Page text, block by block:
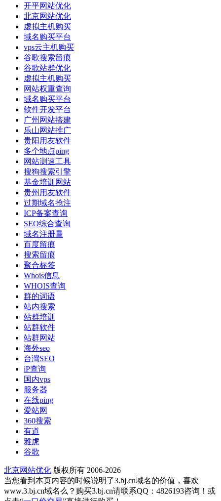
开平网站优化
北京网站优化
虚拟主机购买
域名购买平台
vps云主机购买
谷歌搜索留痕
谷歌站群优化
虚拟主机购买
网站权重查询
域名购买平台
软件开发平台
广州网站搭建
乐山网站推广
贵阳用友软件
多个地点ping
网站测速工具
搜狗搜索引擎
基金培训网站
贵州用友软件
过期域名抢注
ICP备案查询
SEO综合查询
域名注册量
百度留痕
搜索留痕
聚合标签
Whois信息
WHOIS查询
群的词语
站内搜索
站群培训
站群软件
站群网站
海外seo
台灣SEO
iP查询
国内vps
服务器
在线ping
爱站网
360搜索
有道
雅虎
谷歌
北京网站优化 版权所有 2006-2026
当您看到本页内容的时候说明了3.bj.cn域名的价值，喜欢
www.3.bj.cn域名么？购买3.bj.cn请联系QQ：4826193咨询！或